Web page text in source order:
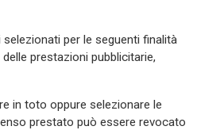
per le seguenti finalità
prestazioni pubblicitarie,
in toto oppure selezionare le
prestato può essere revocato